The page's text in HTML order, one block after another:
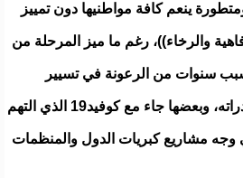
ينعم كافة مواطنيها دون تمييز
والرخاء))، رغم ما ميز المرحلة من
سنوات من الرعونة في تسيير
شؤون البلد، واستنزاف مقدراته، وبعضها جاء مع كوفيد19 الذي التهم
وجه مشاريع كبريات الدول والمنظمات